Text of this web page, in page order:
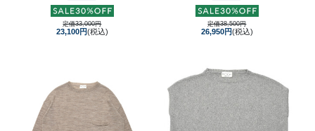
定価33,000円
23,100円(税込)
定価38,500円
26,950円(税込)